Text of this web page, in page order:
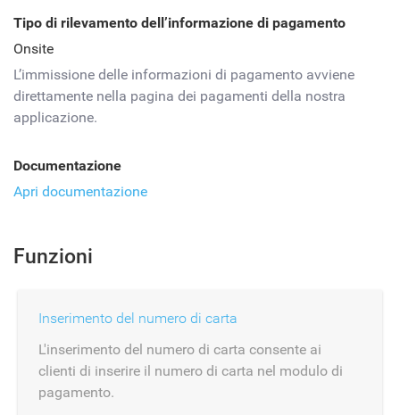
Tipo di rilevamento dell’informazione di pagamento
Onsite
L’immissione delle informazioni di pagamento avviene
direttamente nella pagina dei pagamenti della nostra
applicazione.
Documentazione
Apri documentazione
Funzioni
Inserimento del numero di carta
L'inserimento del numero di carta consente ai
clienti di inserire il numero di carta nel modulo di
pagamento.